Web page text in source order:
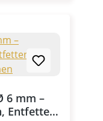
(EN). Der
ohne
6 mm –
Entfetten,